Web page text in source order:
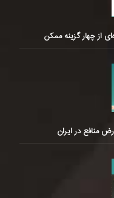
از چهار گزینه ممکن